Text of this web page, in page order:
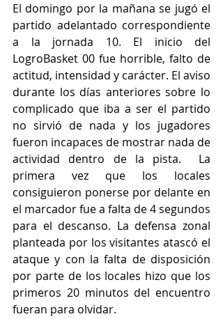
El domingo por la mañana se jugó el
partido adelantado correspondiente
a la jornada 10. El inicio del
LogroBasket 00 fue horrible, falto de
actitud, intensidad y carácter. El aviso
durante los días anteriores sobre lo
complicado que iba a ser el partido
no sirvió de nada y los jugadores
fueron incapaces de mostrar nada de
actividad dentro de la pista.  La
primera vez que los locales
consiguieron ponerse por delante en
el marcador fue a falta de 4 segundos
para el descanso. La defensa zonal
planteada por los visitantes atascó el
ataque y con la falta de disposición
por parte de los locales hizo que los
primeros 20 minutos del encuentro
fueran para olvidar.